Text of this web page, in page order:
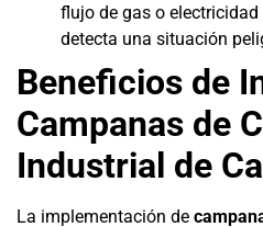
flujo de gas o
detecta una situación
Beneficios de
Campanas de
Industrial de
La implementación de